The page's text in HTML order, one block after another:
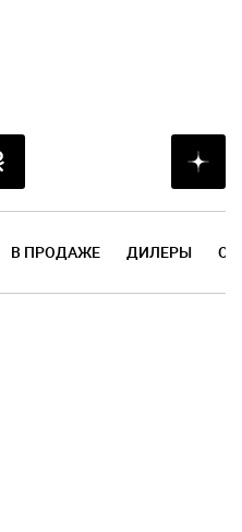
В ПРОДАЖЕ ДИЛЕРЫ